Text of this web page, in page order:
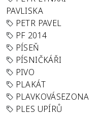
PAVLISKA
PETR PAVEL
PF 2014
PÍSEŇ
PÍSNIČKÁŘI
PIVO
PLAKÁT
PLAVKOVÁSEZONA
PLES UPÍRŮ